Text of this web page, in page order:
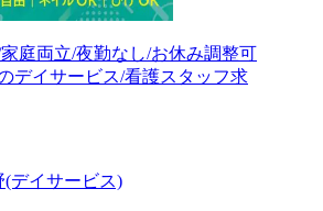
庭両立/夜勤なし/お休み調整可
デイサービス/看護スタッフ求
(デイサービス)